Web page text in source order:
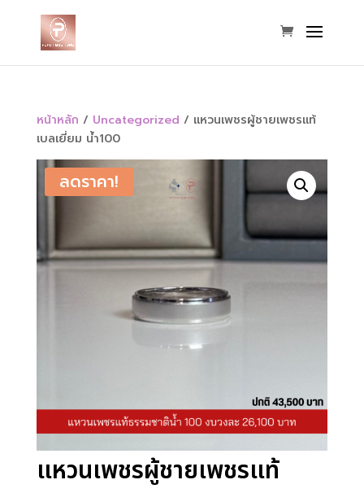
หน้าหลัก / Uncategorized / แหวนเพชรผู้ชายเพชรแท้
เบลเยี่ยม น้ำ100
ลดราคา!
แหวนเพชรผู้ชายเพชรแท้